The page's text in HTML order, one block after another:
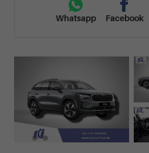
Whatsapp Facebook